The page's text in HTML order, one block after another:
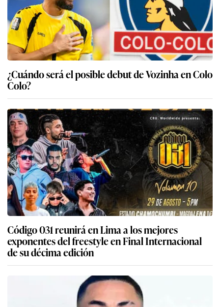
¿Cuándo será el posible debut de Vozinha en Colo
Colo?
Código 031 reunirá en Lima a los mejores
exponentes del freestyle en Final Internacional
de su décima edición